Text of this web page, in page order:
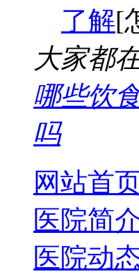
了解[
大家都
哪些饮
吗
网站首
医院简
医院动